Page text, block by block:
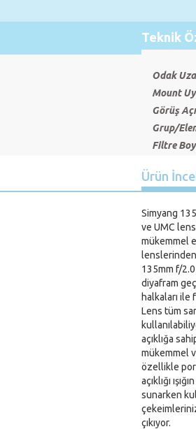
Teknik
Odak
Mount
Görüş
Grup/
Filtre
Ürün
Simyang
ve UMC
mükemmel
135mm f/
diyafram
halkaları ile
Lens tüm
açıklığa
mükemmel
özellikle
açıklığı
sunarken
çıkıyor.